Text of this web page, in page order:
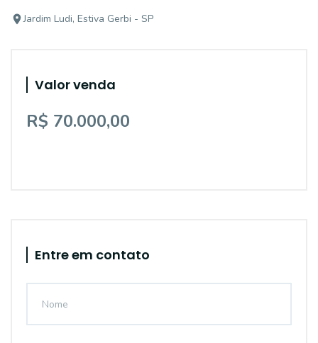
Jardim Ludi, Estiva Gerbi - SP
Valor venda
R$ 70.000,00
Entre em contato